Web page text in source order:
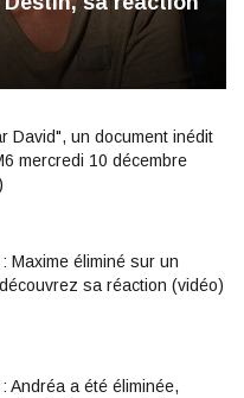
David", un document inédit
mercredi 10 décembre
Maxime éliminé sur un
sa réaction (vidéo)
Andréa a été éliminée,